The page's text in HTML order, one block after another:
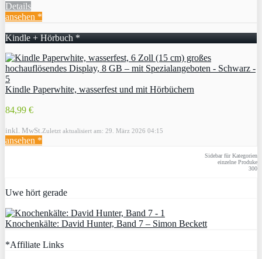
Details
ansehen *
Kindle + Hörbuch *
Kindle Paperwhite, wasserfest und mit Hörbüchern
84,99 €
inkl. MwSt. Zuletzt aktualisiert am: 29. März 2026 04:15
ansehen *
Sidebar für Kategorien
einzelne Produke
300
Uwe hört gerade
Knochenkälte: David Hunter, Band 7 – Simon Beckett
*Affiliate Links